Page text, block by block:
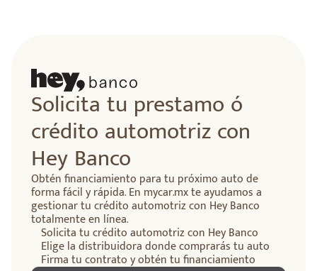
Solicita tu prestamo ó
crédito automotriz con
Hey Banco
Obtén financiamiento para tu próximo auto de
forma fácil y rápida. En mycar.mx te ayudamos a
gestionar tu crédito automotriz con Hey Banco
totalmente en línea.
Solicita tu crédito automotriz con Hey Banco
Elige la distribuidora donde comprarás tu auto
Firma tu contrato y obtén tu financiamiento